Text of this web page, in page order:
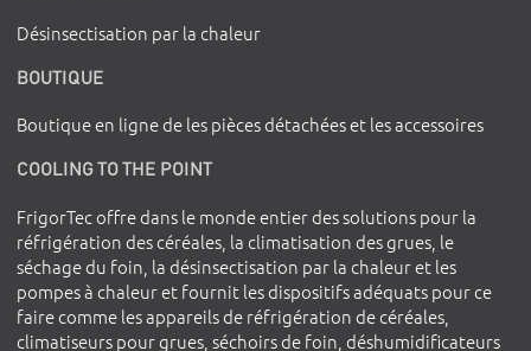
Désinsectisation par la chaleur
BOUTIQUE
Boutique en ligne de les pièces détachées et les accessoires
COOLING TO THE POINT
FrigorTec offre dans le monde entier des solutions pour la
réfrigération des céréales, la climatisation des grues, le
séchage du foin, la désinsectisation par la chaleur et les
pompes à chaleur et fournit les dispositifs adéquats pour ce
faire comme les appareils de réfrigération de céréales,
climatiseurs pour grues, séchoirs de foin, déshumidificateurs